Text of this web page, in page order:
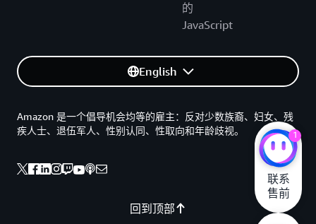
的
JavaScript
English
回到顶部
Amazon 是一个倡导机会均等的雇主：反对少数族裔、妇女、残
疾人士、退伍军人、性别认同、性取向和年龄歧视。
1
联系
售前